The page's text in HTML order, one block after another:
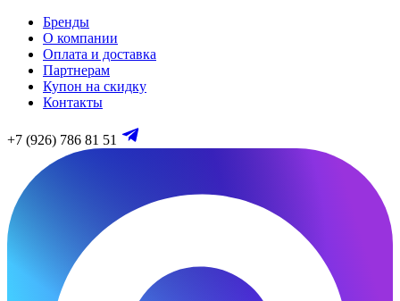
Бренды
О компании
Оплата и доставка
Партнерам
Купон на скидку
Контакты
+7 (926) 786 81 51